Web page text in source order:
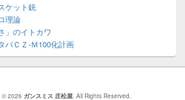
ケット銃
理論
」のイトカワ
バＣＺ-Ｍ100化計画
© 2026 ガンスミス 庄松屋. All Rights Reserved.